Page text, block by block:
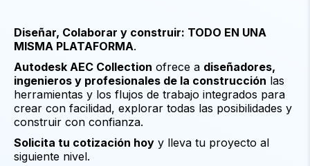
Diseñar, Colaborar y construir: TODO EN UNA
MISMA PLATAFORMA.
Autodesk AEC Collection ofrece a diseñadores,
ingenieros y profesionales de la construcción las
herramientas y los flujos de trabajo integrados para
crear con facilidad, explorar todas las posibilidades y
construir con confianza.
Solicita tu cotización hoy y lleva tu proyecto al
siguiente nivel.